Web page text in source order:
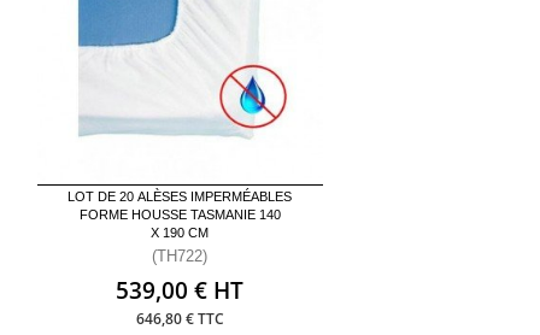
LOT DE 20 ALÈSES IMPERMÉABLES
FORME HOUSSE TASMANIE 140
X 190 CM
(TH722)
539,00 € HT
646,80 € TTC